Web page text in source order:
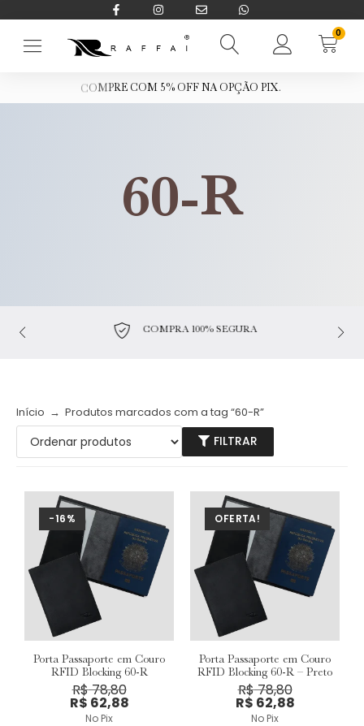
0
OM 5% OFF NA OPÇÃO PIX.
60-R
COMPRA 100% SEGURA
Início → Produtos marcados com a tag “60-R”
FILTRAR
-16%
Porta Passaporte em Couro
RFID Blocking 60-R
R$78,80
R$ 62,88
No Pix
OFERTA!
Porta Passaporte em Couro
RFID Blocking 60-R – Preto
R$78,80
R$ 62,88
No Pix